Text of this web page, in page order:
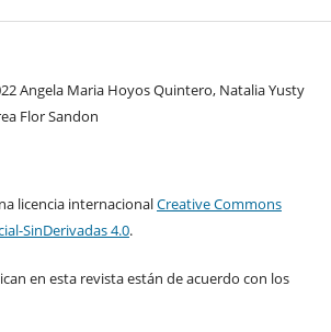
Angela Maria Hoyos Quintero, Natalia Yusty
Flor Sandon
licencia internacionalCreative Commons
SinDerivadas 4.0.
en esta revista están de acuerdo con los